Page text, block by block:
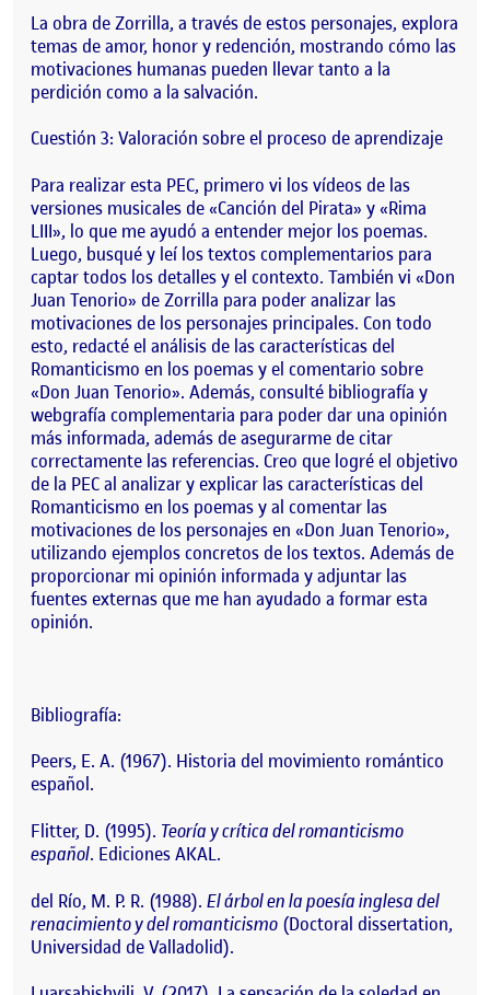
La obra de Zorrilla, a través de estos personajes, explora
temas de amor, honor y redención, mostrando cómo las
motivaciones humanas pueden llevar tanto a la
perdición como a la salvación.
Cuestión 3: Valoración sobre el proceso de aprendizaje
Para realizar esta PEC, primero vi los vídeos de las
versiones musicales de «Canción del Pirata» y «Rima
LIII», lo que me ayudó a entender mejor los poemas.
Luego, busqué y leí los textos complementarios para
captar todos los detalles y el contexto. También vi «Don
Juan Tenorio» de Zorrilla para poder analizar las
motivaciones de los personajes principales. Con todo
esto, redacté el análisis de las características del
Romanticismo en los poemas y el comentario sobre
«Don Juan Tenorio». Además, consulté bibliografía y
webgrafía complementaria para poder dar una opinión
más informada, además de asegurarme de citar
correctamente las referencias. Creo que logré el objetivo
de la PEC al analizar y explicar las características del
Romanticismo en los poemas y al comentar las
motivaciones de los personajes en «Don Juan Tenorio»,
utilizando ejemplos concretos de los textos. Además de
proporcionar mi opinión informada y adjuntar las
fuentes externas que me han ayudado a formar esta
opinión.
Bibliografía:
Peers, E. A. (1967). Historia del movimiento romántico
español.
Flitter, D. (1995). Teoría y crítica del romanticismo
español. Ediciones AKAL.
del Río, M. P. R. (1988). El árbol en la poesía inglesa del
renacimiento y del romanticismo (Doctoral dissertation,
Universidad de Valladolid).